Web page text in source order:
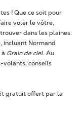
! Que ce soit pour
voler le vôtre,
dans les plaines.
incluant Normand
Grain de ciel. Au
volants, conseils
gratuit offert par la